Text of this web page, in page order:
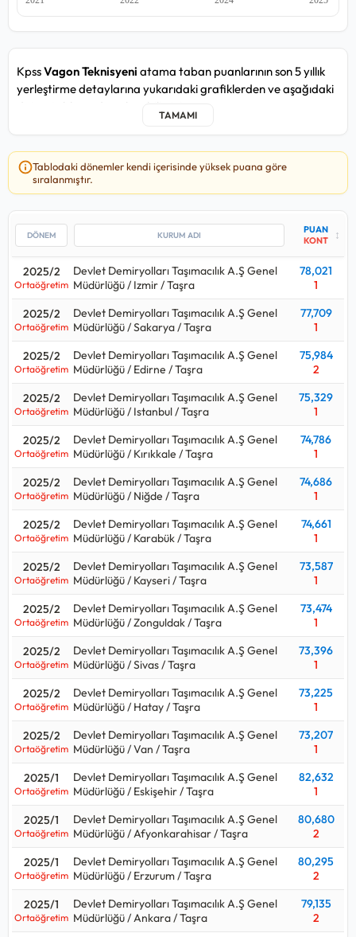
KpssVagon Teknisyeni atama taban puanlarının son 5 yıllık
yerleştirme detaylarına yukarıdaki grafiklerden ve aşağıdaki
atama döneminde, en düşük73,207puan ile Devlet
Demiryolları Taşımacılık A.Ş Genel Müdürlüğü / Van / Taşra
kurumuna, en yüksek
yerleşilmiş.
Demiryolları Taşımacılık A.Ş Genel Müdürlüğü / Hatay / Taşra
kurumu en çok6kişi almış.
Vagon Teknisyeni alımlarında 2024 yılındaki 48kişilik
kontenjan ile 2025 yılındaki
78 kişilik kontenjana bakılırsa
oranında bir artış gerçekleşmiş.
bakıldığındaOrtaöğretimmezunlarından alımlar yapıldığı
görülüyor.
Vagon Teknisyenikadrosu hangi puan türünden alıyor
Lisans düzeyinde alım yaparsa:Kpss P3
Önlisans düzeyinde alım yaparsa:
Ortaöğretim düzeyinde alım yaparsa:Kpss P94
Teknisyeni için kaç puan gerekir, kpss Vagon Teknisyeni
kontenjanı ne kadar sorularının cevaplarını aşağıdaki tabloda
bulabilirsiniz.
TLolup, 2026 Ocak yardımcı hizmetler ve teknisyen başlangıç
maaşıdır.
Tablodaki dönemler kendi içerisinde yüksek puana göre
sıralanmıştır.
↕
PUAN
KONT
2025/2
Ortaöğretim
Devlet Demiryolları Taşımacılık A.Ş Genel
Müdürlüğü / Izmir / Taşra
78,021
1
2025/2
Ortaöğretim
Devlet Demiryolları Taşımacılık A.Ş Genel
Müdürlüğü / Sakarya / Taşra
77,709
1
2025/2
Ortaöğretim
Devlet Demiryolları Taşımacılık A.Ş Genel
Müdürlüğü / Edirne / Taşra
75,984
2
2025/2
Ortaöğretim
Devlet Demiryolları Taşımacılık A.Ş Genel
Müdürlüğü / Istanbul / Taşra
75,329
1
2025/2
Ortaöğretim
Devlet Demiryolları Taşımacılık A.Ş Genel
Müdürlüğü / Kırıkkale / Taşra
74,786
1
2025/2
Ortaöğretim
Devlet Demiryolları Taşımacılık A.Ş Genel
Müdürlüğü / Niğde / Taşra
74,686
1
2025/2
Ortaöğretim
Devlet Demiryolları Taşımacılık A.Ş Genel
Müdürlüğü / Karabük / Taşra
74,661
1
2025/2
Ortaöğretim
Devlet Demiryolları Taşımacılık A.Ş Genel
Müdürlüğü / Kayseri / Taşra
73,587
1
2025/2
Ortaöğretim
Devlet Demiryolları Taşımacılık A.Ş Genel
Müdürlüğü / Zonguldak / Taşra
73,474
1
2025/2
Ortaöğretim
Devlet Demiryolları Taşımacılık A.Ş Genel
Müdürlüğü / Sivas / Taşra
73,396
1
2025/2
Ortaöğretim
Devlet Demiryolları Taşımacılık A.Ş Genel
Müdürlüğü / Hatay / Taşra
73,225
1
2025/2
Ortaöğretim
Devlet Demiryolları Taşımacılık A.Ş Genel
Müdürlüğü / Van / Taşra
73,207
1
2025/1
Ortaöğretim
Devlet Demiryolları Taşımacılık A.Ş Genel
Müdürlüğü / Eskişehir / Taşra
82,632
1
2025/1
Ortaöğretim
Devlet Demiryolları Taşımacılık A.Ş Genel
Müdürlüğü / Afyonkarahisar / Taşra
80,680
2
2025/1
Ortaöğretim
Devlet Demiryolları Taşımacılık A.Ş Genel
Müdürlüğü / Erzurum / Taşra
80,295
2
2025/1
Ortaöğretim
Devlet Demiryolları Taşımacılık A.Ş Genel
Müdürlüğü / Ankara / Taşra
79,135
2